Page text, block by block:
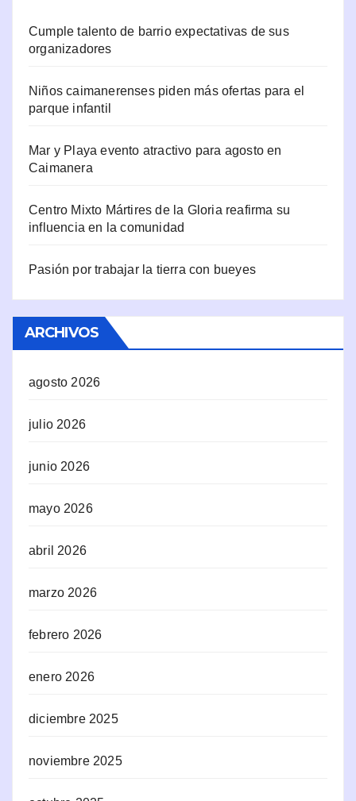
Cumple talento de barrio expectativas de sus
organizadores
Niños caimanerenses piden más ofertas para el
parque infantil
Mar y Playa evento atractivo para agosto en
Caimanera
Centro Mixto Mártires de la Gloria reafirma su
influencia en la comunidad
Pasión por trabajar la tierra con bueyes
ARCHIVOS
agosto 2026
julio 2026
junio 2026
mayo 2026
abril 2026
marzo 2026
febrero 2026
enero 2026
diciembre 2025
noviembre 2025